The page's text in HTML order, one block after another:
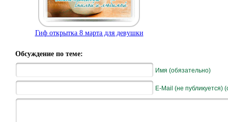
Гиф открытка 8 марта для девушки
Обсуждение по теме:
Имя (обязательно)
E-Mail (не публикуется)